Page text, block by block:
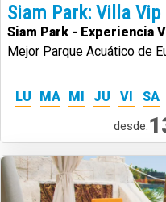
Siam Park: Villa Vip
Siam Park - Experiencia
Mejor Parque Acuático de
LU MA MI JU VI SA
desde: